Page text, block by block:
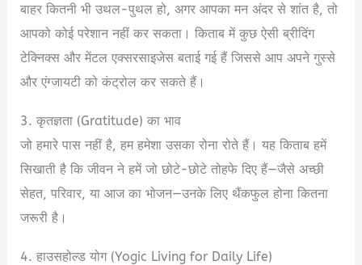
बाहर कितनी भी उथल-पुथल हो, अगर आपका मन अंदर से शांत है, तो
आपको कोई परेशान नहीं कर सकता। किताब में कुछ ऐसी ब्रीदिंग
टेक्निक्स और मेंटल एक्सरसाइजेस बताई गई हैं जिससे आप अपने गुस्से
और एंग्जायटी को कंट्रोल कर सकते हैं।
3. कृतज्ञता (Gratitude) का भाव
जो हमारे पास नहीं है, हम हमेशा उसका रोना रोते हैं। यह किताब हमें
सिखाती है कि जीवन ने हमें जो छोटे-छोटे तोहफे दिए हैं—जैसे अच्छी
सेहत, परिवार, या आज का भोजन—उनके लिए थैंकफुल होना कितना
जरूरी है।
4. हाउसहोल्ड योग (Yogic Living for Daily Life)